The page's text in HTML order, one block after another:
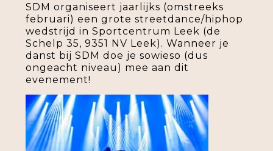
SDM organiseert jaarlijks (omstreeks
februari) een grote streetdance/hiphop
wedstrijd in Sportcentrum Leek (de
Schelp 35, 9351 NV Leek). Wanneer je
danst bij SDM doe je sowieso (dus
ongeacht niveau) mee aan dit
evenement!